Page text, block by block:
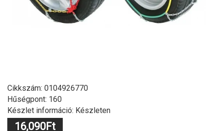
Cikkszám: 0104926770
Hűségpont: 160
Készlet információ: Készleten
16,090Ft